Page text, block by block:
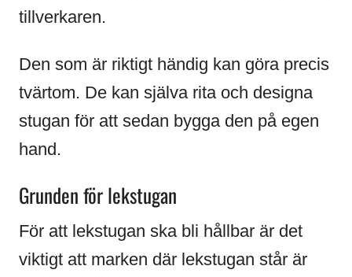
tillverkaren.
Den som är riktigt händig kan göra precis
tvärtom. De kan själva rita och designa
stugan för att sedan bygga den på egen
hand.
Grunden för lekstugan
För att lekstugan ska bli hållbar är det
viktigt att marken där lekstugan står är